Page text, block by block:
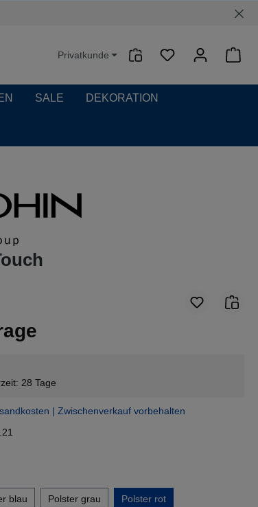
Privatkunde
SALE DEKORATION
28 Tage
| Zwischenverkauf vorbehalten
blau Polster grau Polster rot